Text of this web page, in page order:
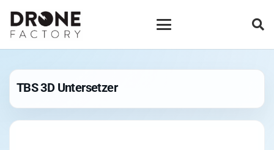
TBS 3D Untersetzer